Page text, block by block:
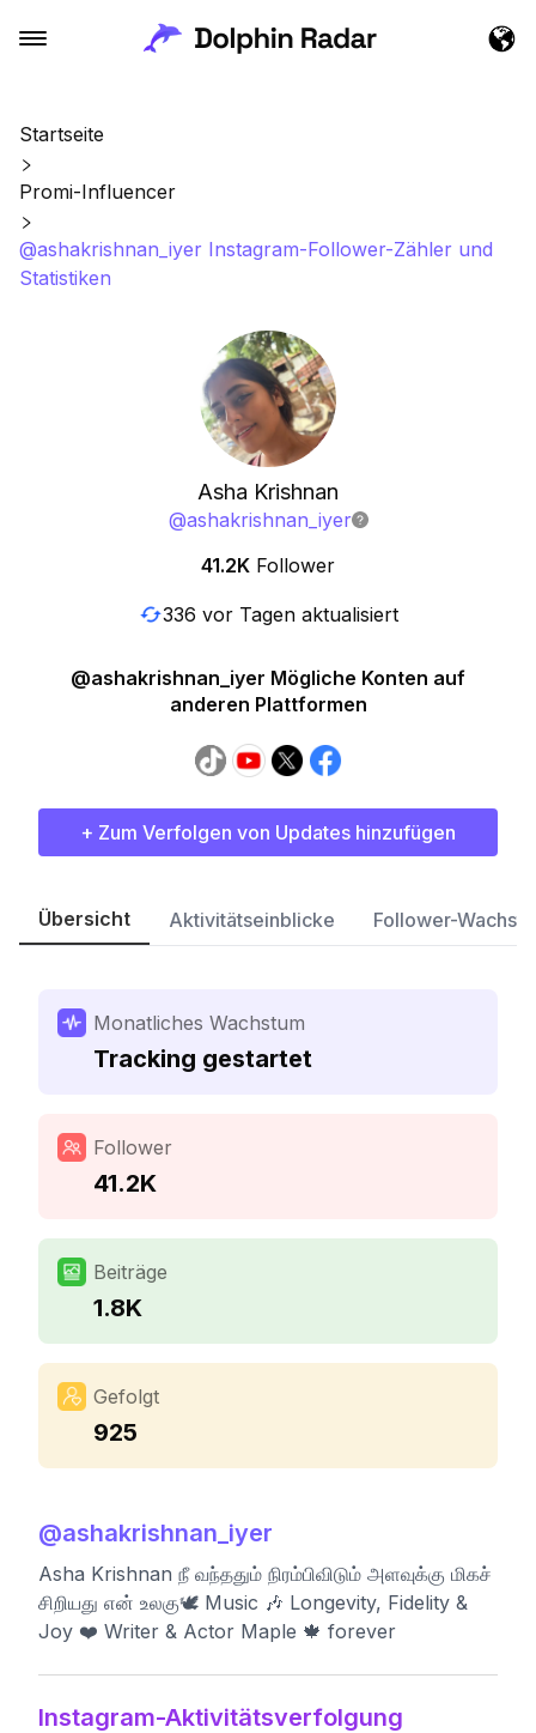
Startseite
Promi-Influencer
@ashakrishnan_iyer Instagram-Follower-Zähler und
Statistiken
Asha Krishnan
@ashakrishnan_iyer
41.2K Follower
336 vor Tagen aktualisiert
@ashakrishnan_iyer Mögliche Konten auf
anderen Plattformen
+ Zum Verfolgen von Updates hinzufügen
Übersicht Aktivitätseinblicke Follower-
Monatliches Wachstum
Tracking gestartet
Follower
41.2K
Beiträge
1.8K
Gefolgt
925
@ashakrishnan_iyer
Asha Krishnan நீ வந்ததும் நிரம்பிவிடும் அளவுக்கு மிகச்
சிறியது என் உலகு🕊️ Music 🎶 Longevity, Fidelity &
Joy ❤️ Writer & Actor Maple 🍁 forever
Instagram-Aktivitätsverfolgung